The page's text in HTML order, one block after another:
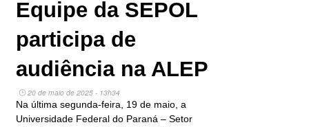
Equipe da SEPOL
participa de
audiência na ALEP
20 de maio de 2025 - 13h34
Na última segunda-feira, 19 de maio, a
Universidade Federal do Paraná – Setor